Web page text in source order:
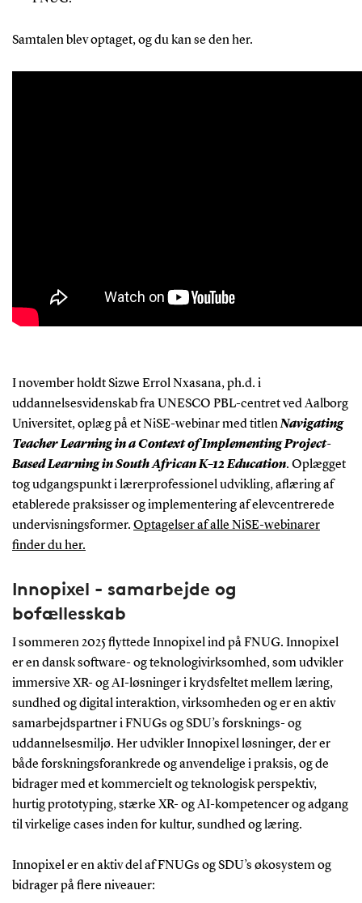
Samtalen blev optaget, og du kan se den her.
I november holdt Sizwe Errol Nxasana, ph.d. i
uddannelsesvidenskab fra UNESCO PBL-centret ved Aalborg
Universitet, oplæg på et NiSE-webinar med titlenNavigating
Teacher Learning in a Context of Implementing Project-
Based Learning in South African K–12 Education. Oplægget
tog udgangspunkt i lærerprofessionel udvikling, aflæring af
etablerede praksisser og implementering af elevcentrerede
undervisningsformer. Optagelser af alle NiSE-webinarer
finder du her.
Innopixel - samarbejde og
bofællesskab
I sommeren 2025 flyttede Innopixel ind på FNUG. Innopixel
er en dansk software- og teknologivirksomhed, som udvikler
immersive XR- og AI-løsninger i krydsfeltet mellem læring,
sundhed og digital interaktion, virksomheden og er en aktiv
samarbejdspartner i FNUGs og SDU’s forsknings- og
uddannelsesmiljø. Her udvikler Innopixel løsninger, der er
både forskningsforankrede og anvendelige i praksis, og de
bidrager med et kommercielt og teknologisk perspektiv,
hurtig prototyping, stærke XR- og AI-kompetencer og adgang
til virkelige cases inden for kultur, sundhed og læring.
Innopixel er en aktiv del afFNUGs ogSDU’s økosystem og
bidrager på flere niveauer: